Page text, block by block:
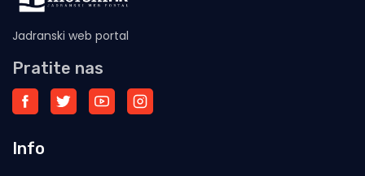
Jadranski web portal
Pratite nas
Info